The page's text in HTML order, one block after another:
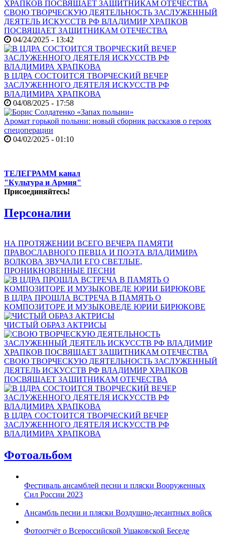
СВОЮ ТВОРЧЕСКУЮ ДЕЯТЕЛЬНОСТЬ ЗАСЛУЖЕННЫЙ
ДЕЯТЕЛЬ ИСКУССТВ РФ ВЛАДИМИР ХРАПКОВ
ПОСВЯЩАЕТ ЗАЩИТНИКАМ ОТЕЧЕСТВА
04/24/2025 - 13:42
В ЦДРА СОСТОИТСЯ ТВОРЧЕСКИЙ ВЕЧЕР
ЗАСЛУЖЕННОГО ДЕЯТЕЛЯ ИСКУССТВ РФ
ВЛАДИМИРА ХРАПКОВА
04/08/2025 - 17:58
Аромат горькой полыни: новый сборник рассказов о героях
спецоперации
04/02/2025 - 01:10
ТЕЛЕГРАММ канал
"Культура и Армия"
Присоединяйтесь!
Персоналии
НА ПРОТЯЖЕНИИ ВСЕГО ВЕЧЕРА ПАМЯТИ
ПРАВОСЛАВНОГО ПЕВЦА И ПОЭТА ВЛАДИМИРА
ВОЛКОВА ЗВУЧАЛИ ЕГО СВЕТЛЫЕ,
ПРОНИКНОВЕННЫЕ ПЕСНИ
В ЦДРА ПРОШЛА ВСТРЕЧА В ПАМЯТЬ О
КОМПОЗИТОРЕ И МУЗЫКОВЕДЕ ЮРИИ БИРЮКОВЕ
ЧИСТЫЙ ОБРАЗ АКТРИСЫ
СВОЮ ТВОРЧЕСКУЮ ДЕЯТЕЛЬНОСТЬ ЗАСЛУЖЕННЫЙ
ДЕЯТЕЛЬ ИСКУССТВ РФ ВЛАДИМИР ХРАПКОВ
ПОСВЯЩАЕТ ЗАЩИТНИКАМ ОТЕЧЕСТВА
В ЦДРА СОСТОИТСЯ ТВОРЧЕСКИЙ ВЕЧЕР
ЗАСЛУЖЕННОГО ДЕЯТЕЛЯ ИСКУССТВ РФ
ВЛАДИМИРА ХРАПКОВА
Фотоальбом
Фестиваль ансамблей песни и пляски Вооруженных
Сил России 2023
Ансамбль песни и пляски Воздушно-десантных войск
Фотоотчёт о Всероссийской Ушаковской Беседе